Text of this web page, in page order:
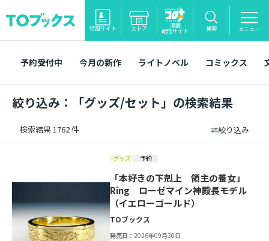
特設サイト ストア 漫画
配信サイト 検索 メニュー
予約受付中 今月の新作 ライトノベル コミックス
絞り込み：「グッズ/セット」の検索結果
検索結果 1762 件 絞り込み
グッズ 予約
「本好きの下剋上 領主の養女」
Ring ローゼマイン神殿長モデル
（イエローゴールド）
TOブックス
発売日：2026年09月30日